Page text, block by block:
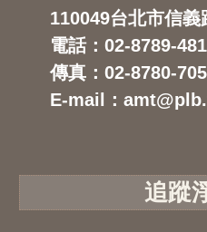
110049台北市信
電話：02-8789-
傳真：02-8780-
E-mail：
追蹤